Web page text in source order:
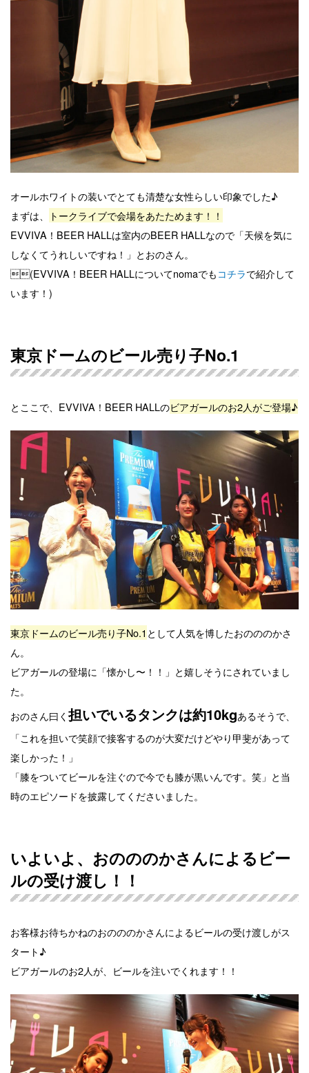
オールホワイトの装いでとても清楚な女性らしい印象でした♪
まずは、
トークライブで会場をあたためます！！
EVVIVA！BEER HALLは室内のBEER HALLなので「天候を気に
しなくてうれしいですね！」とおのさん。
(EVVIVA！BEER HALLについてnomaでもコチラで紹介して
います！)
東京ドームのビール売り子No.1
とここで、EVVIVA！BEER HALLのビアガールのお2人がご登場♪
東京ドームのビール売り子No.1 として人気を博したおのののかさ
ん。
ビアガールの登場に「懐かし〜！！」と嬉しそうにされていまし
た。
おのさん曰く 担いでいるタンクは約10kgあるそうで、
「これを担いで笑顔で接客するのが大変だけどやり甲斐があって
楽しかった！」
「膝をついてビールを注ぐので今でも膝が黒いんです。笑」と当
時のエピソードを披露してくださいました。
いよいよ、おのののかさんによるビー
ルの受け渡し！！
お客様お待ちかねのおのののかさんによるビールの受け渡しがス
タート♪
ビアガールのお2人が、ビールを注いでくれます！！